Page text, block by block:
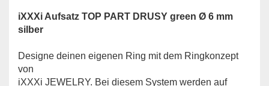
iXXXi Aufsatz TOP PART DRUSY green Ø 6 mm
silber
Designe deinen eigenen Ring mit dem Ringkonzept
von
iXXXi JEWELRY. Bei diesem System werden auf